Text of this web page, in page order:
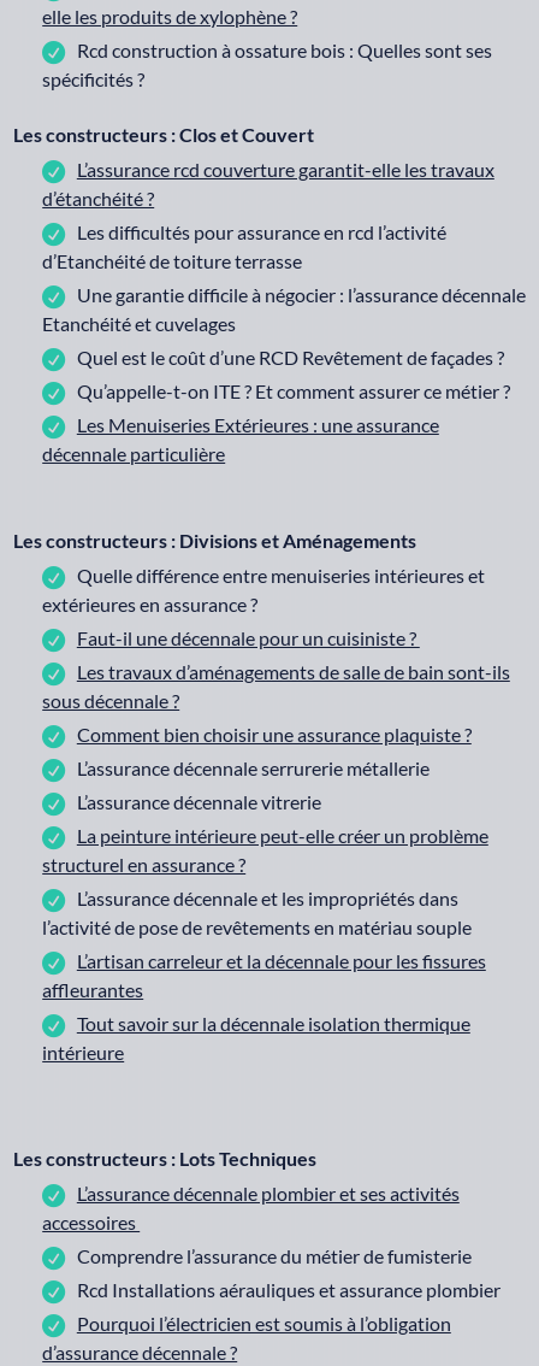
elle les produits de xylophène ?
Rcd construction à ossature bois : Quelles sont ses
spécificités ?
Les constructeurs : Clos et Couvert
L’assurance rcd couverture garantit-elle les travaux
d’étanchéité ?
Les difficultés pour assurance en rcd l’activité
d’Etanchéité de toiture terrasse
Une garantie difficile à négocier : l’assurance décennale
Etanchéité et cuvelages
Quel est le coût d’une RCD Revêtement de façades ?
Qu’appelle-t-on ITE ? Et comment assurer ce métier ?
Les Menuiseries Extérieures : une assurance
décennale particulière
Les constructeurs : Divisions et Aménagements
Quelle différence entre menuiseries intérieures et
extérieures en assurance ?
Faut-il une décennale pour un cuisiniste ?
Les travaux d’aménagements de salle de bain sont-ils
sous décennale ?
Comment bien choisir une assurance plaquiste ?
L’assurance décennale serrurerie métallerie
L’assurance décennale vitrerie
La peinture intérieure peut-elle créer un problème
structurel en assurance ?
L’assurance décennale et les impropriétés dans
l’activité de pose de revêtements en matériau souple
L’artisan carreleur et la décennale pour les fissures
affleurantes
Tout savoir sur la décennale isolation thermique
intérieure
Les constructeurs : Lots Techniques
L’assurance décennale plombier et ses activités
accessoires
Comprendre l’assurance du métier de fumisterie
Rcd Installations aérauliques et assurance plombier
Pourquoi l’électricien est soumis à l’obligation
d’assurance décennale ?